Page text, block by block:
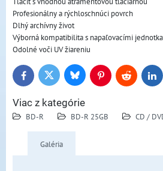
Profesionálny a rýchloschnúci povrch
Dlhý archívny život
Výborná kompatibilita s napaľovacími
Odolné voči UV žiareniu
FacebookTwitter BlueskyPinterestReddit
Viac z kategórie
BD-R BD-R 25GB CD /
Galéria